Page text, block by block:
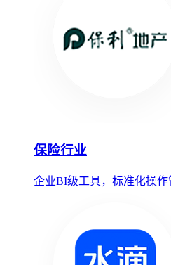
保险行业
企业BI级工具，标准化操